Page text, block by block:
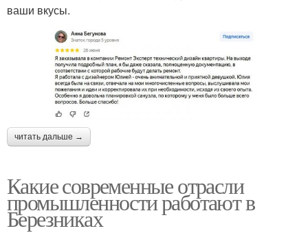
ваши вкусы.
читать дальше →
Какие современные отрасли
промышленности работают в
Березниках